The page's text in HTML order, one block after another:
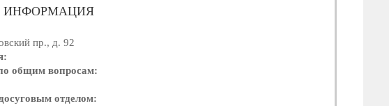
ИНФОРМАЦИЯ
пр., д. 92
общим вопросам:
отделом: